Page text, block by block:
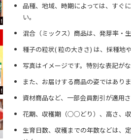
品種、地域、時期によっては、すぐ
い。
混合（ミックス）商品は、発芽率・
種子の粒状( 粒の大きさ) は、採種地
写真はイメージです。特別な表記が
また、お届けする商品の姿ではあり
資材商品など、一部会員割引が適用
花期、収穫期（○○どり）、高さ、収
生育日数、収穫までの年数などは、